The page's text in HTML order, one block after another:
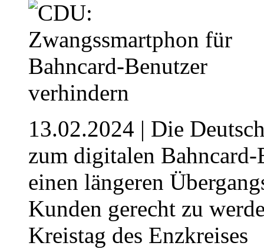
13.02.2024 | Die
zum digitalen
einen längeren
Kunden gerecht zu
Kreistag des Enzkreises